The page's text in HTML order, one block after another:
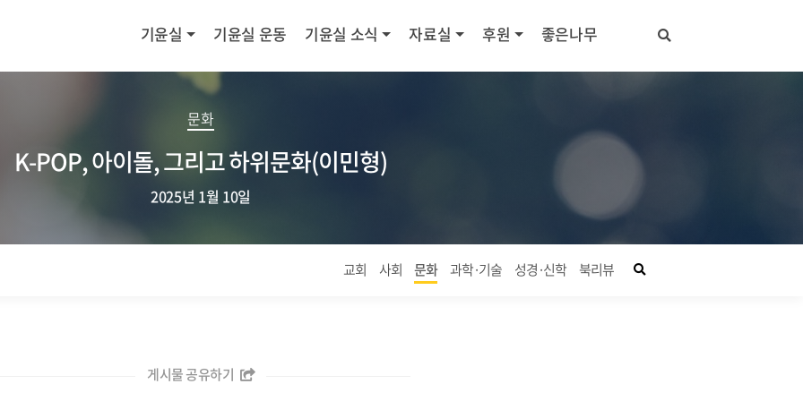
기윤실 기윤실 운동 기윤실 소식 자료실 후원 좋은나무
문화
K-POP, 아이돌, 그리고 하위문화(이민형)
2025년 1월 10일
교회 사회 문화 과학·기술 성경·신학 북리뷰 좋은나무 검색창 열기
게시물 공유하기